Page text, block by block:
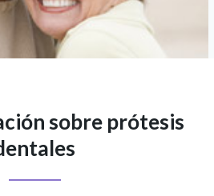
sobre prótesis